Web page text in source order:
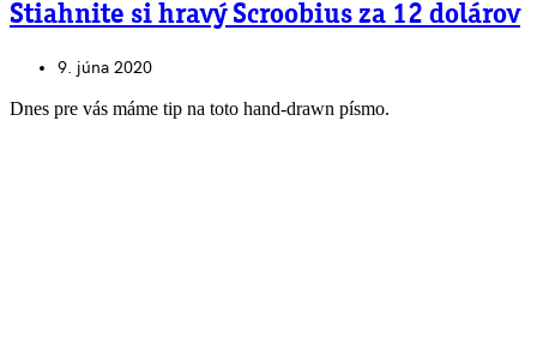
Stiahnite si hravý Scroobius za 12 dolárov
9. júna 2020
Dnes pre vás máme tip na toto hand-drawn písmo.